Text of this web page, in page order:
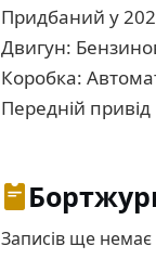
Придбаний у
Двигун:
Коробка:
Передній привід
Записів ще немає